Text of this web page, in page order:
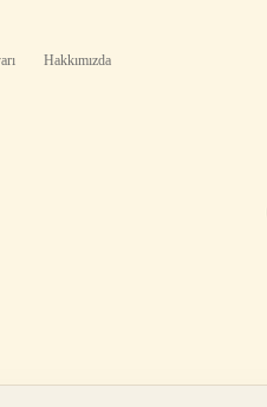
Hakkımızda